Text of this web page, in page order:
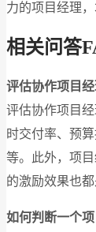
力的项目经理
相关问答
评估协作项目经
评估协作项目
时交付率、预
等。此外，项
的激励效果也都
如何判断一个